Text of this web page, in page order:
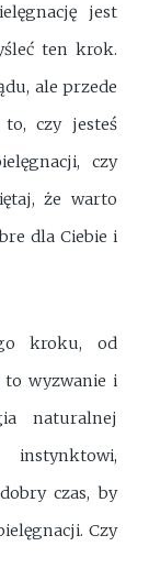
jest
ten krok.
ale przede
czy jesteś
czy
że warto
dla Ciebie i
kroku, od
to wyzwanie i
naturalnej
czas, by
Czy